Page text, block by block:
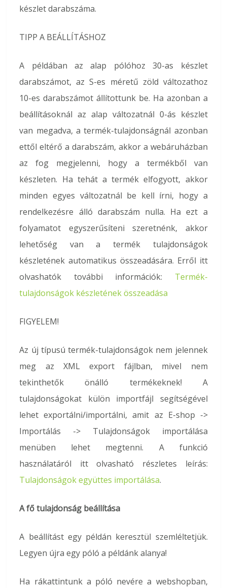
készlet darabszáma.
TIPP A BEÁLLÍTÁSHOZ
A példában az alap pólóhoz 30-as készlet
darabszámot, az S-es méretű zöld változathoz
10-es darabszámot állítottunk be. Ha azonban a
beállításoknál az alap változatnál 0-ás készlet
van megadva, a termék-tulajdonságnál azonban
ettől eltérő a darabszám, akkor a webáruházban
az fog megjelenni, hogy a termékből van
készleten. Ha tehát a termék elfogyott, akkor
minden egyes változatnál be kell írni, hogy a
rendelkezésre álló darabszám nulla. Ha ezt a
folyamatot egyszerűsíteni szeretnénk, akkor
lehetőség van a termék tulajdonságok
készletének automatikus összeadására. Erről itt
olvashatók további információk: Termék-
tulajdonságok készletének összeadása
FIGYELEM!
Az új típusú termék-tulajdonságok nem jelennek
meg az XML export fájlban, mivel nem
tekinthetők önálló termékeknek! A
tulajdonságokat külön importfájl segítségével
lehet exportálni/importálni, amit az E-shop ->
Importálás -> Tulajdonságok importálása
menüben lehet megtenni. A funkció
használatáról itt olvasható részletes leírás:
Tulajdonságok együttes importálása.
A fő tulajdonság beállítása
A beállítást egy példán keresztül szemléltetjük.
Legyen újra egy póló a példánk alanya!
Ha rákattintunk a póló nevére a webshopban,